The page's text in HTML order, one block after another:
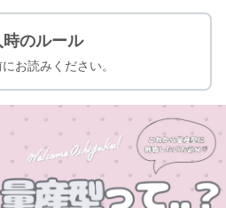
時のルール
お読みください。